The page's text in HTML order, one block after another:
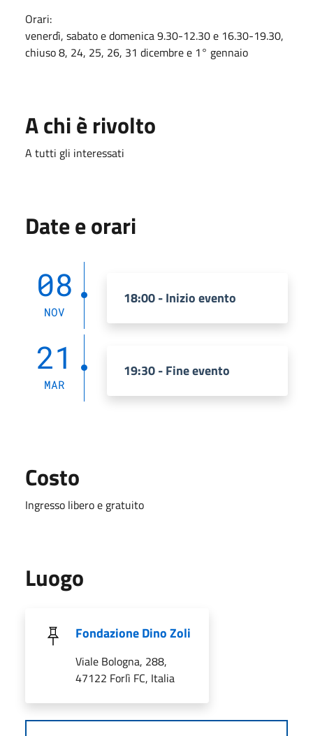
Orari:
venerdì, sabato e domenica 9.30-12.30 e 16.30-19.30,
chiuso 8, 24, 25, 26, 31 dicembre e 1° gennaio
A chi è rivolto
A tutti gli interessati
Date e orari
08
NOV
18:00 - Inizio evento
21
MAR
19:30 - Fine evento
Costo
Ingresso libero e gratuito
Luogo
Fondazione Dino Zoli
Viale Bologna, 288,
47122 Forlì FC, Italia